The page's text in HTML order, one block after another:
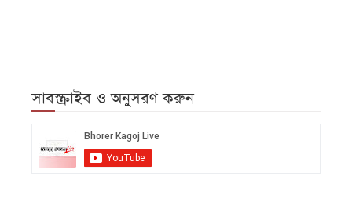
সাবস্ক্রাইব ও অনুসরণ করুন